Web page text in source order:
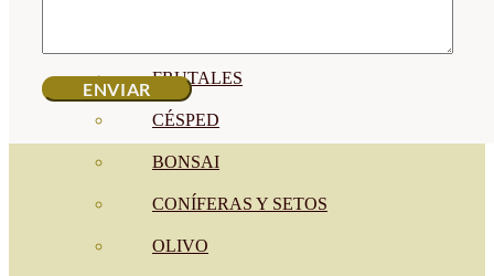
FRUTALES
CÉSPED
BONSAI
CONÍFERAS Y SETOS
OLIVO